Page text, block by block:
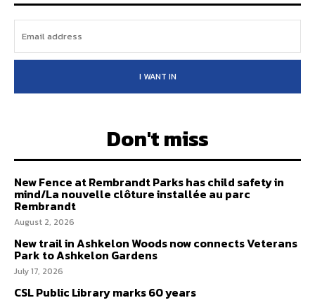
I WANT IN
Don't miss
New Fence at Rembrandt Parks has child safety in
mind/La nouvelle clôture installée au parc
Rembrandt
August 2, 2026
New trail in Ashkelon Woods now connects Veterans
Park to Ashkelon Gardens
July 17, 2026
CSL Public Library marks 60 years